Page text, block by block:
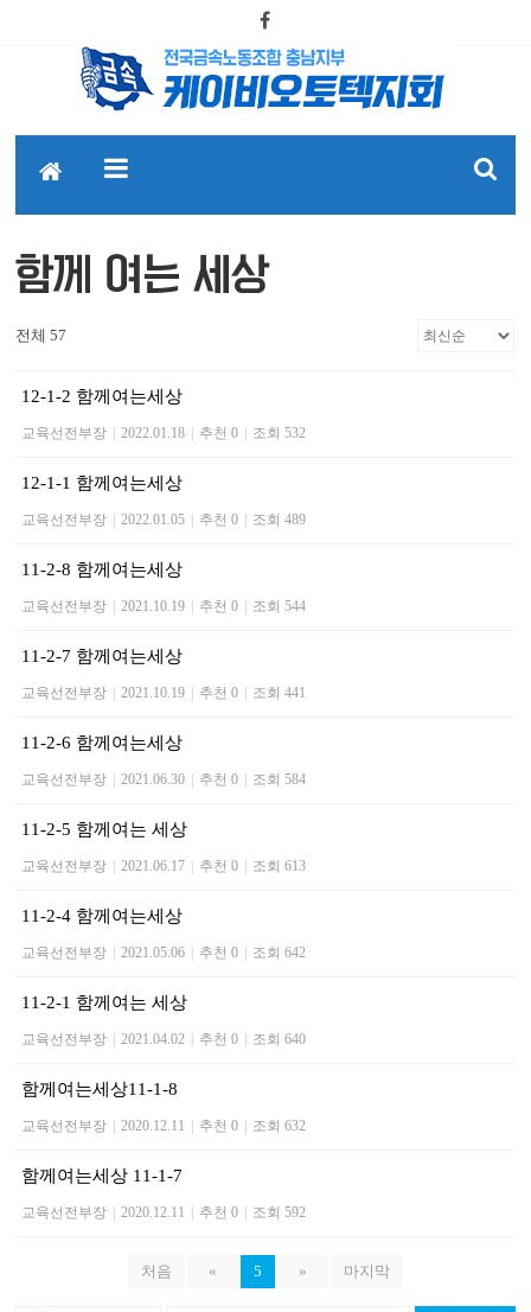
함께 여는 세상
전체 57
12-1-2 함께여는세상
교육선전부장 2022.01.18 추천 0 조회 532
12-1-1 함께여는세상
교육선전부장 2022.01.05 추천 0 조회 489
11-2-8 함께여는세상
교육선전부장 2021.10.19 추천 0 조회 544
11-2-7 함께여는세상
교육선전부장 2021.10.19 추천 0 조회 441
11-2-6 함께여는세상
교육선전부장 2021.06.30 추천 0 조회 584
11-2-5 함께여는 세상
교육선전부장 2021.06.17 추천 0 조회 613
11-2-4 함께여는세상
교육선전부장 2021.05.06 추천 0 조회 642
11-2-1 함께여는 세상
교육선전부장 2021.04.02 추천 0 조회 640
함께여는세상11-1-8
교육선전부장 2020.12.11 추천 0 조회 632
함께여는세상 11-1-7
교육선전부장 2020.12.11 추천 0 조회 592
처음 « 5 » 마지막